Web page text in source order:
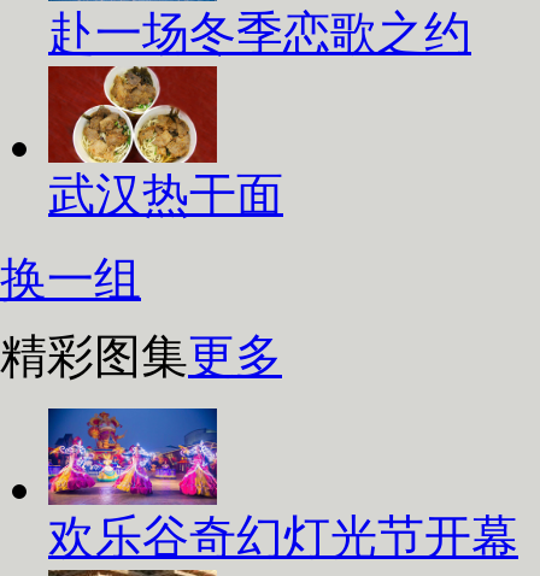
赴一场冬季恋歌之约
武汉热干面
换一组
精彩图集更多
欢乐谷奇幻灯光节开幕